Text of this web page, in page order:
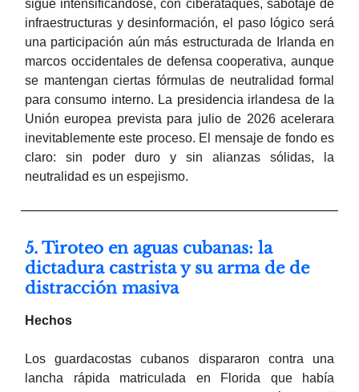
sigue intensificándose, con ciberataques, sabotaje de
infraestructuras y desinformación, el paso lógico será
una participación aún más estructurada de Irlanda en
marcos occidentales de defensa cooperativa, aunque
se mantengan ciertas fórmulas de neutralidad formal
para consumo interno. La presidencia irlandesa de la
Unión europea prevista para julio de 2026 acelerara
inevitablemente este proceso. El mensaje de fondo es
claro: sin poder duro y sin alianzas sólidas, la
neutralidad es un espejismo.
5. Tiroteo en aguas cubanas: la
dictadura castrista y su arma de de
distracción masiva
Hechos
Los guardacostas cubanos dispararon contra una
lancha rápida matriculada en Florida que había